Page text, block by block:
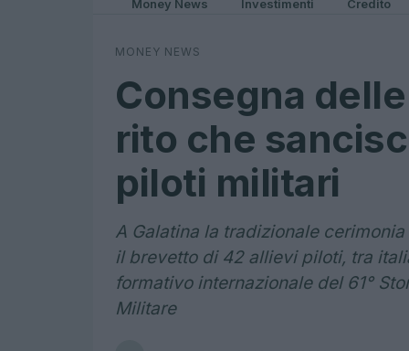
Money News Investimenti Credito
MONEY NEWS
Consegna
rito che
piloti militari
A Galatina la tradizionale
il brevetto di 42 allievi piloti, tra
formativo internazionale del 61°
Militare